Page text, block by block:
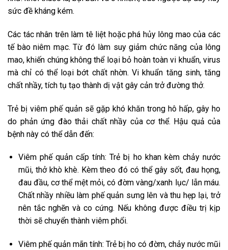
sức đề kháng kém.
Các tác nhân trên làm tê liệt hoặc phá hủy lông mao của các
tế bào niêm mạc. Từ đó làm suy giảm chức năng của lông
mao, khiến chúng không thể loại bỏ hoàn toàn vi khuẩn, virus
mà chỉ có thể loại bớt chất nhờn. Vi khuẩn tăng sinh, tăng
chất nhầy, tích tụ tạo thành dị vật gây cản trở đường thở.
Trẻ bị viêm phế quản sẽ gặp khó khăn trong hô hấp, gây ho
do phản ứng đào thải chất nhầy của cơ thể. Hậu quả của
bệnh này có thể dẫn đến:
Viêm phế quản cấp tính: Trẻ bị ho khan kèm chảy nước
mũi, thở khò khè. Kèm theo đó có thể gây sốt, đau họng,
đau đầu, cơ thể mệt mỏi, có đờm vàng/xanh lục/ lẫn máu.
Chất nhầy nhiều làm phế quản sưng lên và thu hẹp lại, trở
nên tắc nghẽn và co cứng. Nếu không được điều trị kịp
thời sẽ chuyển thành viêm phổi.
Viêm phế quản mãn tính: Trẻ bị ho có đờm, chảy nước mũi